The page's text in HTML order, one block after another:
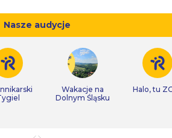
Nasze audycje
Wakacje na
Dolnym Śląsku
Halo, tu